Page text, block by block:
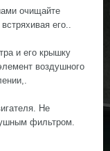
очищайте
его..
и его крышку
воздушного
Не
фильтром.